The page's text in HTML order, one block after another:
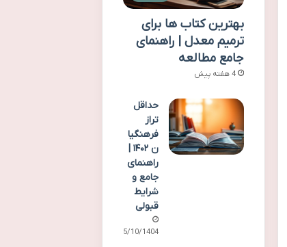
بهترین کتاب ها برای
ترمیم معدل | راهنمای
جامع مطالعه
4 هفته پیش
حداقل
تراز
فرهنگیا
ن ۱۴۰۲ |
راهنمای
جامع و
شرایط
قبولی
15/10/1404